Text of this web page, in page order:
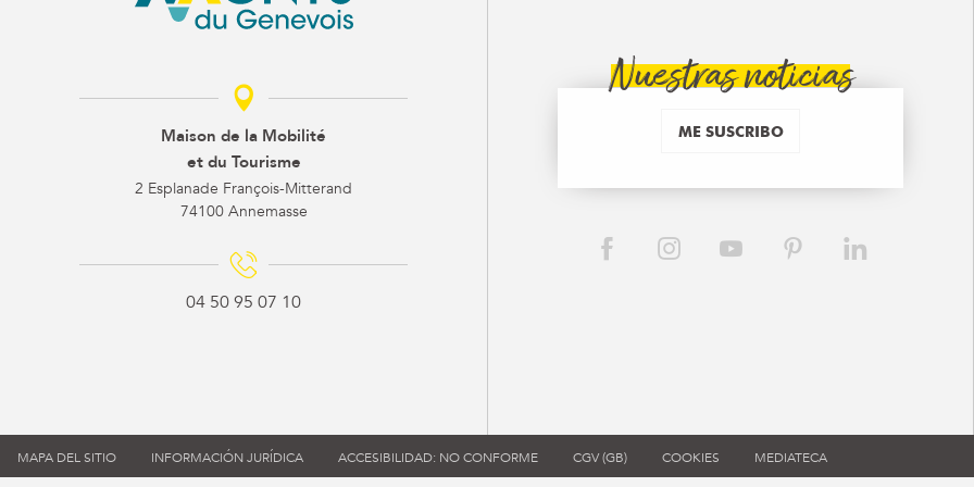
Maison de la Mobilité
et du Tourisme
2 Esplanade François-Mitterand
74100 Annemasse
04 50 95 07 10
Nuestras noticias
ME SUSCRIBO
MAPA DEL SITIO INFORMACIÓN JURÍDICA ACCESIBILIDAD: NO CONFORME CGV (GB) COOKIES MEDIATECA